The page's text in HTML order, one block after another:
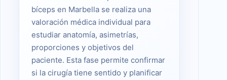
bíceps en Marbella se realiza una
valoración médica individual para
estudiar anatomía, asimetrías,
proporciones y objetivos del
paciente. Esta fase permite confirmar
si la cirugía tiene sentido y planificar